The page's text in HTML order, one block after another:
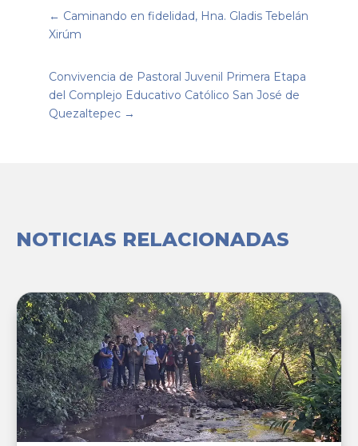
← Caminando en fidelidad, Hna. Gladis Tebelán
Xirúm
Convivencia de Pastoral Juvenil Primera Etapa
del Complejo Educativo Católico San José de
Quezaltepec→
NOTICIAS RELACIONADAS